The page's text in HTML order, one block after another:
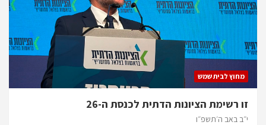
מחוץ לבית שמש
זו רשימת הציונות הדתית לכנסת ה-26
י״ב באב ה׳תשפ״ו